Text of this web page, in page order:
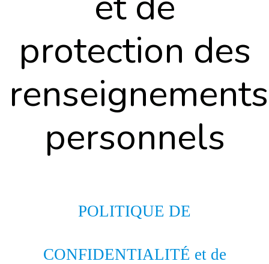
protection des
renseignements
personnels
POLITIQUE DE
CONFIDENTIALITÉ et de